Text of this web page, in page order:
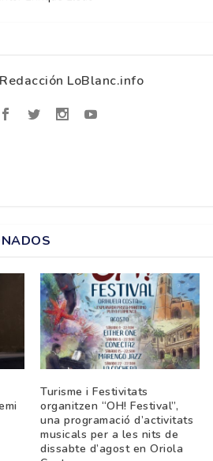
Redacción LoBlanc.info
Turisme i Festivitats
organitzen “OH! Festival”,
una programació d’activitats
musicals per a les nits de
dissabte d’agost en Oriola